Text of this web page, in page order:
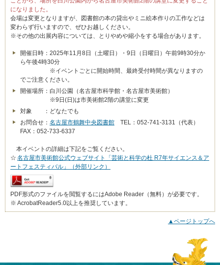
になりました。
会場は変更となりますが、図書館の本の貸出やミニ絵本作りの工作などは
変わらず行いますので、ぜひお越しください。
※その他の出展内容については、とりやめや縮小をする場合があります。
開催日時：2025年11月8日（土曜日）・9日（日曜日）午前9時30分か
ら午後4時30分
※イベントごとに開始時間、最終受付時間が異なりますの
でご注意ください。
開催場所：白川公園（名古屋市科学館・名古屋市美術館）
※9日(日)は市美術館2階の講堂に変更
対象 ：どなたでも
お問合せ： 名古屋市鶴舞中央図書館 TEL：052-741-3131（代表）
FAX：052-733-6337
本イベントの詳細は下記をご覧ください。
☆ 名古屋市美術館公式ウェブサイト「芸術と科学の杜 R7年サイエンス＆ア
ートフェスティバル」（外部リンク）
PDF形式のファイルを閲覧するにはAdobe Reader（無料）が必要です。
※ AcrobatReader5.0以上を推奨しています。
▲ページトップへ